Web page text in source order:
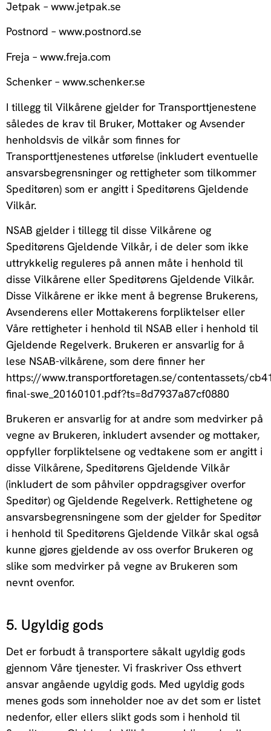
Jetpak – www.jetpak.se
Postnord – www.postnord.se
Freja – www.freja.com
Schenker – www.schenker.se
I tillegg til Vilkårene gjelder for Transporttjenestene
således de krav til Bruker, Mottaker og Avsender
henholdsvis de vilkår som finnes for
Transporttjenestenes utførelse (inkludert eventuelle
ansvarsbegrensninger og rettigheter som tilkommer
Speditøren) som er angitt i Speditørens Gjeldende
Vilkår.
NSAB gjelder i tillegg til disse Vilkårene og
Speditørens Gjeldende Vilkår, i de deler som ikke
uttrykkelig reguleres på annen måte i henhold til
disse Vilkårene eller Speditørens Gjeldende Vilkår.
Disse Vilkårene er ikke ment å begrense Brukerens,
Avsenderens eller Mottakerens forpliktelser eller
Våre rettigheter i henhold til NSAB eller i henhold til
Gjeldende Regelverk. Brukeren er ansvarlig for å
lese NSAB-vilkårene, som dere finner her
https://www.transportforetagen.se/contentassets/
final-swe_20160101.pdf?ts=8d7937a87cf0880
Brukeren er ansvarlig for at andre som medvirker på
vegne av Brukeren, inkludert avsender og mottaker,
oppfyller forpliktelsene og vedtakene som er angitt i
disse Vilkårene, Speditørens Gjeldende Vilkår
(inkludert de som påhviler oppdragsgiver overfor
Speditør) og Gjeldende Regelverk. Rettighetene og
ansvarsbegrensningene som der gjelder for Speditør
i henhold til Speditørens Gjeldende Vilkår skal også
kunne gjøres gjeldende av oss overfor Brukeren og
slike som medvirker på vegne av Brukeren som
nevnt ovenfor.
5. Ugyldig gods
Det er forbudt å transportere såkalt ugyldig gods
gjennom Våre tjenester. Vi fraskriver Oss ethvert
ansvar angående ugyldig gods. Med ugyldig gods
menes gods som inneholder noe av det som er listet
nedenfor, eller ellers slikt gods som i henhold til